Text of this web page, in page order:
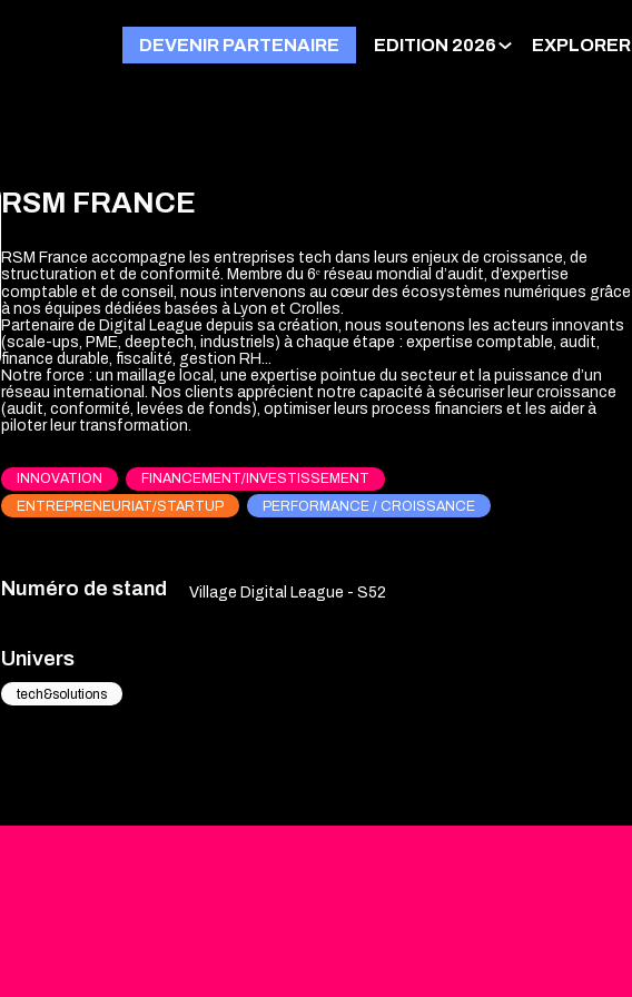
DEVENIR PARTENAIRE EDITION 2026 EXPLORER
RSM FRANCE
RSM France accompagne les entreprises tech dans leurs enjeux de croissance, de
structuration et de conformité. Membre du 6ᵉ réseau mondial d’audit, d’expertise
comptable et de conseil, nous intervenons au cœur des écosystèmes numériques grâce
à nos équipes dédiées basées à Lyon et Crolles.
Partenaire de Digital League depuis sa création, nous soutenons les acteurs innovants
(scale-ups, PME, deeptech, industriels) à chaque étape : expertise comptable, audit,
finance durable, fiscalité, gestion RH...
Notre force : un maillage local, une expertise pointue du secteur et la puissance d’un
réseau international. Nos clients apprécient notre capacité à sécuriser leur croissance
(audit, conformité, levées de fonds), optimiser leurs process financiers et les aider à
piloter leur transformation.
INNOVATION
FINANCEMENT/INVESTISSEMENT
ENTREPRENEURIAT/STARTUP
PERFORMANCE / CROISSANCE
Numéro de stand Village Digital League - S52
Univers
tech&solutions